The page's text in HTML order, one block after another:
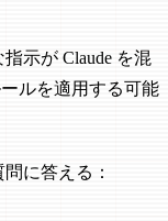
示が Claude を混
ルを適用する可能
に答える：